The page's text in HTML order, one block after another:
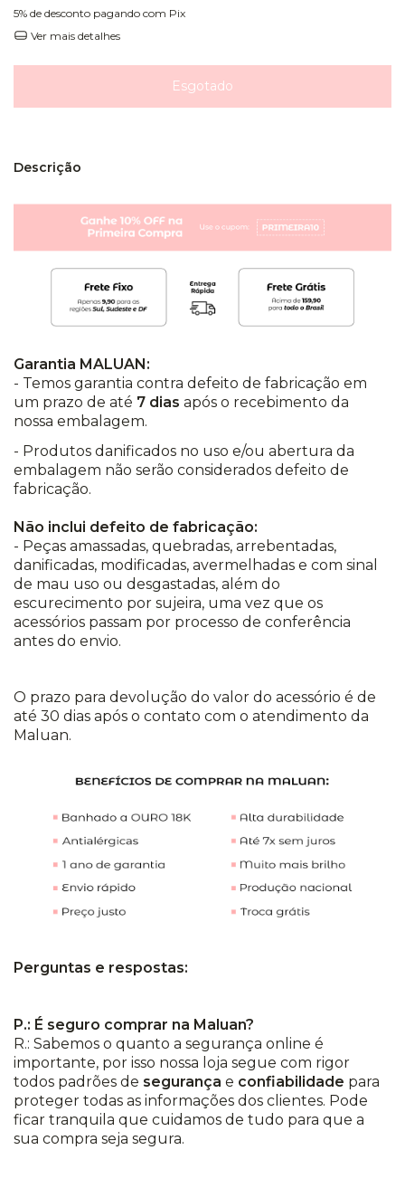
5% de desconto pagando com Pix
Ver mais detalhes
Descrição
Garantia MALUAN:
- Temos garantia contra defeito de fabricação em
um prazo de até 7 dias após o recebimento da
nossa embalagem.
- Produtos danificados no uso e/ou abertura da
embalagem não serão considerados defeito de
fabricação.
Não inclui defeito de fabricação:
- Peças amassadas, quebradas, arrebentadas,
danificadas, modificadas, avermelhadas e com sinal
de mau uso ou desgastadas, além do
escurecimento por sujeira, uma vez que os
acessórios passam por processo de conferência
antes do envio.
O prazo para devolução do valor do acessório é de
até 30 dias após o contato com o atendimento da
Maluan.
Perguntas e respostas:
P.: É seguro comprar na Maluan?
R.: Sabemos o quanto a segurança online é
importante, por isso nossa loja segue com rigor
todos padrões de segurança e confiabilidade para
proteger todas as informações dos clientes. Pode
ficar tranquila que cuidamos de tudo para que a
sua compra seja segura.